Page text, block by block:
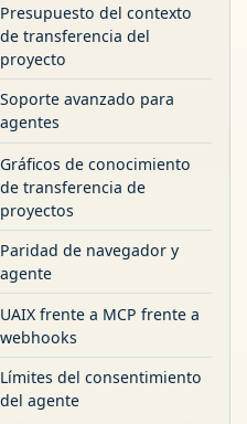
Presupuesto del contexto
de transferencia del
proyecto
Soporte avanzado para
agentes
Gráficos de conocimiento
de transferencia de
proyectos
Paridad de navegador y
agente
UAIX frente a MCP frente a
webhooks
Límites del consentimiento
del agente